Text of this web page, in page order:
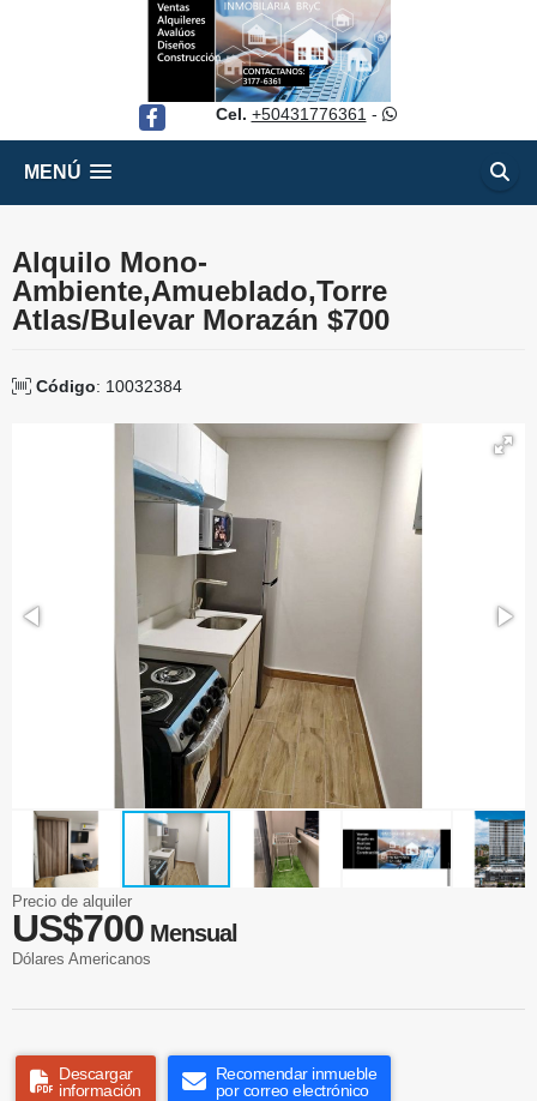
Facebook Cel. +50431776361 -
MENÚ
Alquilo Mono-
Ambiente,Amueblado,Torre
Atlas/Bulevar Morazán $700
Código: 10032384
Precio de alquiler
US$700 Mensual
Dólares Americanos
Descargar
información
Recomendar inmueble
por correo electrónico